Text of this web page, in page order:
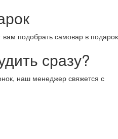
подобрать самовар в подарок
сразу?
наш менеджер свяжется с